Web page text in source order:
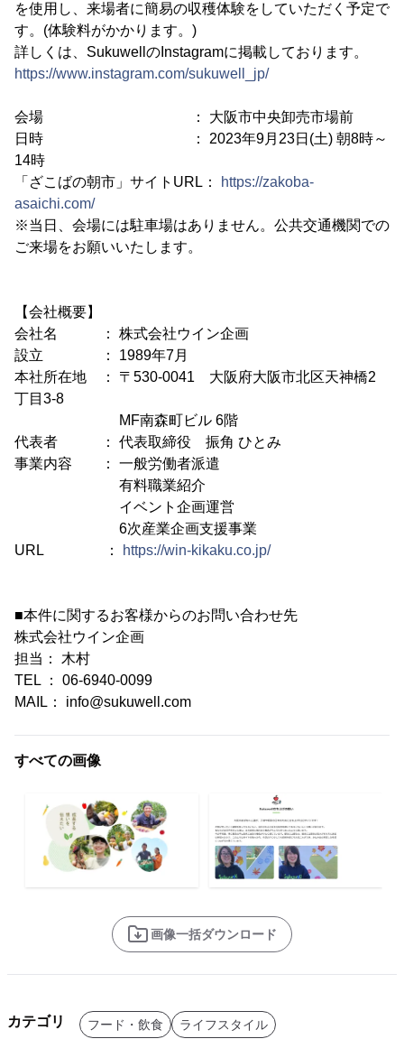
を使用し、来場者に簡易の収穫体験をしていただく予定で
す。(体験料がかかります。)
詳しくは、SukuwellのInstagramに掲載しております。
https://www.instagram.com/sukuwell_jp/
会場 ： 大阪市中央卸売市場前
日時 ： 2023年9月23日(土) 朝8時～
14時
「ざこばの朝市」サイトURL：
https://zakoba-
asaichi.com/
※当日、会場には駐車場はありません。公共交通機関での
ご来場をお願いいたします。
【会社概要】
会社名 ： 株式会社ウイン企画
設立 ： 1989年7月
本社所在地 ： 〒530-0041 大阪府大阪市北区天神橋2
丁目3-8
MF南森町ビル 6階
代表者 ： 代表取締役 振角 ひとみ
事業内容 ： 一般労働者派遣
有料職業紹介
イベント企画運営
6次産業企画支援事業
URL ：
https://win-kikaku.co.jp/
■本件に関するお客様からのお問い合わせ先
株式会社ウイン企画
担当： 木村
TEL ： 06-6940-0099
MAIL： info@sukuwell.com
すべての画像
画像一括ダウンロード
カテゴリ フード・飲食 ライフスタイル